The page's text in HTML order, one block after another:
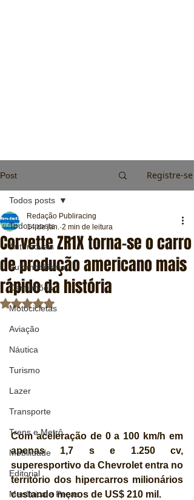
Post Registre-se
Todos posts
Automóveis
Automobilismo
Caminhões
Motocicletas
Aviação
Náutica
Turismo
Lazer
Transporte
Trens e Metrô
Mobilidade
Editorial
Mecânica e Peças
Todos posts
Corvette ZR1X torna-se o carro
de produção americano mais
rápido da história
Redação Publiracing
14 de jan. 2 min de leitura
Avaliado com NaN de 5 estrelas.
Com aceleração de 0 a 100 km/h em
apenas 1,7 s e 1.250 cv,
superesportivo da Chevrolet entra no
território dos hipercarros milionários
custando menos de US$ 210 mil.